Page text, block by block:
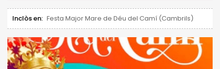
Inclòs en: Festa Major Mare de Déu del Camí (Cambrils)